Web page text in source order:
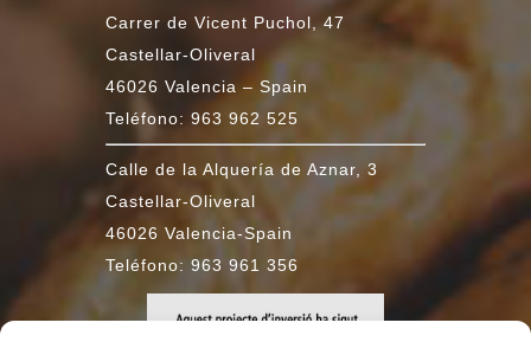
Carrer de Vicent Puchol, 47
Castellar-Oliveral
46026 Valencia – Spain
Teléfono: 963 962 525
Calle de la Alquería de Aznar, 3
Castellar-Oliveral
46026 Valencia-Spain
Teléfono: 963 961 356